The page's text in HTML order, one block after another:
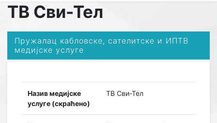
ТВ Сви-Тел
Пружалац кабловске, сателитске и ИПТВ
медијске услуге
Назив медијске
услуге (скраћено)
ТВ Сви-Тел